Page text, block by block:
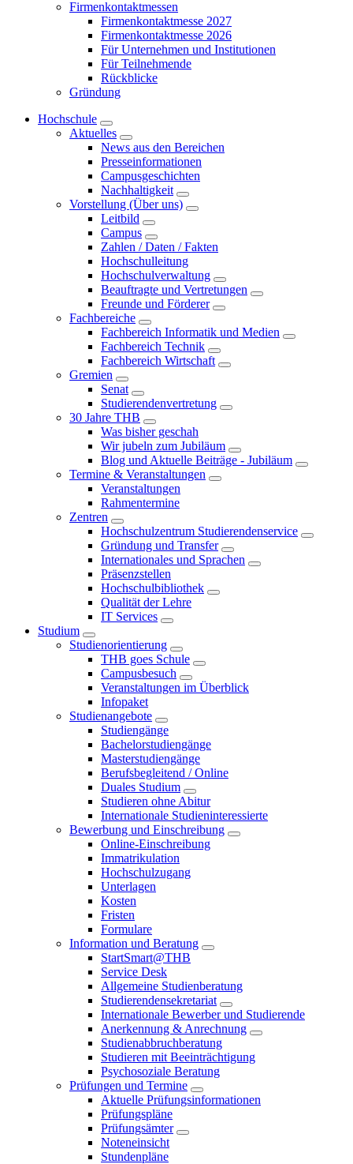
Firmenkontaktmessen
Firmenkontaktmesse 2027
Firmenkontaktmesse 2026
Für Unternehmen und Institutionen
Für Teilnehmende
Rückblicke
Gründung
Hochschule
Aktuelles
News aus den Bereichen
Presseinformationen
Campusgeschichten
Nachhaltigkeit
Vorstellung (Über uns)
Leitbild
Campus
Zahlen / Daten / Fakten
Hochschulleitung
Hochschulverwaltung
Beauftragte und Vertretungen
Freunde und Förderer
Fachbereiche
Fachbereich Informatik und Medien
Fachbereich Technik
Fachbereich Wirtschaft
Gremien
Senat
Studierendenvertretung
30 Jahre THB
Was bisher geschah
Wir jubeln zum Jubiläum
Blog und Aktuelle Beiträge - Jubiläum
Termine & Veranstaltungen
Veranstaltungen
Rahmentermine
Zentren
Hochschulzentrum Studierendenservice
Gründung und Transfer
Internationales und Sprachen
Präsenzstellen
Hochschulbibliothek
Qualität der Lehre
IT Services
Studium
Studienorientierung
THB goes Schule
Campusbesuch
Veranstaltungen im Überblick
Infopaket
Studienangebote
Studiengänge
Bachelorstudiengänge
Masterstudiengänge
Berufsbegleitend / Online
Duales Studium
Studieren ohne Abitur
Internationale Studieninteressierte
Bewerbung und Einschreibung
Online-Einschreibung
Immatrikulation
Hochschulzugang
Unterlagen
Kosten
Fristen
Formulare
Information und Beratung
StartSmart@THB
Service Desk
Allgemeine Studienberatung
Studierendensekretariat
Internationale Bewerber und Studierende
Anerkennung & Anrechnung
Studienabbruchberatung
Studieren mit Beeinträchtigung
Psychosoziale Beratung
Prüfungen und Termine
Aktuelle Prüfungsinformationen
Prüfungspläne
Prüfungsämter
Noteneinsicht
Stundenpläne